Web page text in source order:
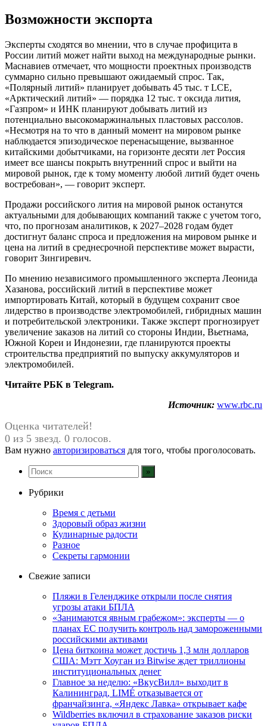
Возможности экспорта
Эксперты сходятся во мнении, что в случае профицита в
России литий может найти выход на международные рынки.
Маснавиев отмечает, что мощности проектных производств
суммарно сильно превышают ожидаемый спрос. Так,
«Полярный литий» планирует добывать 45 тыс. т LCE,
«Арктический литий» — порядка 12 тыс. т оксида лития,
«Газпром» и ИНК планируют добывать литий из
потенциально высокомаржинальных пластовых рассолов.
«Несмотря на то что в данный момент на мировом рынке
наблюдается эпизодическое перенасыщение, вызванное
китайскими добытчиками, на горизонте десяти лет Россия
имеет все шансы покрыть внутренний спрос и выйти на
мировой рынок, где к тому моменту любой литий будет очень
востребован», — говорит эксперт.
Продажи российского лития на мировой рынок останутся
актуальными для добывающих компаний также с учетом того,
что, по прогнозам аналитиков, к 2027–2028 годам будет
достигнут баланс спроса и предложения на мировом рынке и
цена на литий в среднесрочной перспективе может вырасти,
говорит Зингиревич.
По мнению независимого промышленного эксперта Леонида
Хазанова, российский литий в перспективе может
импортировать Китай, который в будущем сохранит свое
лидерство в производстве электромобилей, гибридных машин
и потребительской электроники. Также эксперт прогнозирует
увеличение заказов на литий со стороны Индии, Вьетнама,
Южной Кореи и Индонезии, где планируются проекты
строительства предприятий по выпуску аккумуляторов и
электромобилей.
Читайте РБК в Telegram.
Источник: www.rbc.ru
Оценка читателей!
0 из 5 звезд. 0 голосов.
Вам нужно авторизироваться для того, чтобы проголосовать.
Рубрики
Время с детьми
Здоровый образ жизни
Кулинарные радости
Разное
Секреты гармонии
Свежие записи
Пляжи в Геленджике открыли после снятия
угрозы атаки БПЛА
«Занимаются явным грабежом»: эксперты — о
планах ЕС получить контроль над замороженными
российскими активами
Цена биткоина может достичь 1,3 млн долларов
США: Мэтт Хоуган из Bitwise ждет триллионы
институциональных денег
Главное за неделю: «ВкусВилл» выходит в
Калининград, LIMÉ отказывается от
франчайзинга, «Яндекс Лавка» открывает кафе
Wildberries включил в страхование заказов риски